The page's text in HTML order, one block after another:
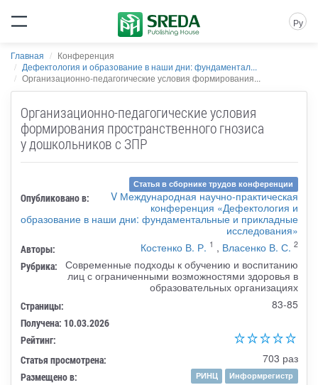
Ру
Главная
Конференция
Дефектология и образование в наши дни: фундаментал...
Организационно-педагогические условия формирования...
Организационно-педагогические условия
формирования пространственного гнозиса
у дошкольников с ЗПР
Статья в сборнике трудов конференции
Опубликовано в:
V Международная научно-практическая
конференция «Дефектология и
образование в наши дни: фундаментальные и прикладные
исследования»
Авторы: Костенко В. Р. 1 , Власенко В. С. 2
Рубрика:
Современные подходы к обучению и воспитанию
лиц с ограниченными возможностями здоровья в
образовательных организациях
Страницы: 83-85
Получена: 10.03.2026
Рейтинг:
Статья просмотрена:
703 раз
Размещено в: РИНЦ
Информрегистр